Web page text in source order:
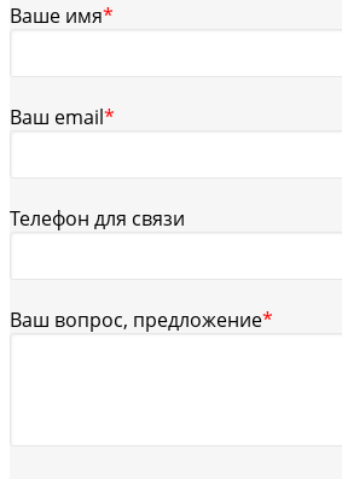
Ваше имя*
Ваш email*
Телефон для связи
Ваш вопрос, предложение*